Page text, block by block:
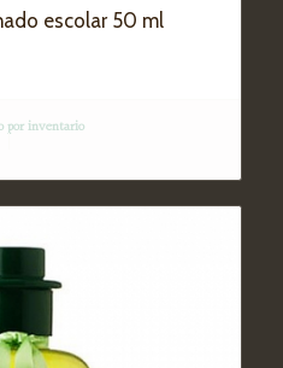
escolar 50 ml
por inventario